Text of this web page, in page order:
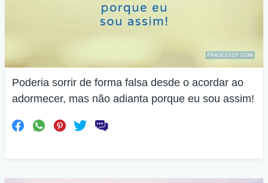
Poderia sorrir de forma falsa desde o acordar ao
adormecer, mas não adianta porque eu sou assim!